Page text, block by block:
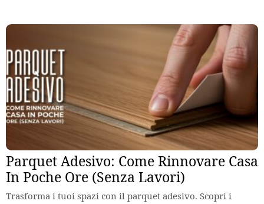
Parquet Adesivo: Come Rinnovare Casa
In Poche Ore (Senza Lavori)
Trasforma i tuoi spazi con il parquet adesivo. Scopri i